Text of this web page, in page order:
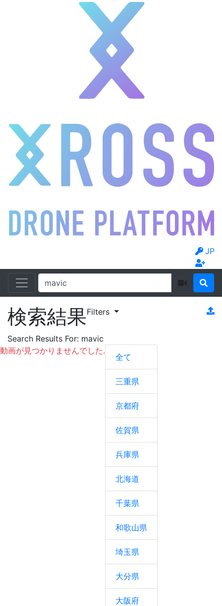
JP
検索結果Filters
Search Results For: mavic
動画が見つかりませんでした.
全て
三重県
京都府
佐賀県
兵庫県
北海道
千葉県
和歌山県
埼玉県
大分県
大阪府